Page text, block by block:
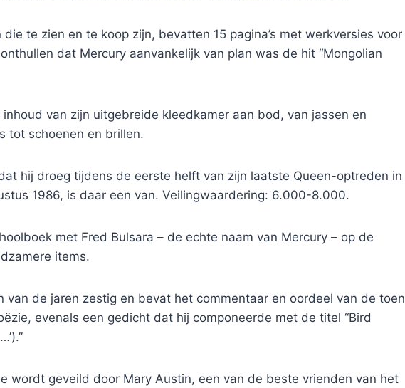
te zien en te koop zijn, bevatten 15 pagina’s met werkversies voor
onthullen dat Mercury aanvankelijk van plan was de hit “Mongolian
van zijn uitgebreide kleedkamer aan bod, van jassen en
tot schoenen en brillen.
dat hij droeg tijdens de eerste helft van zijn laatste Queen-optreden in
1986, is daar een van. Veilingwaardering: 6.000-8.000.
met Fred Bulsara – de echte naam van Mercury – op de
items.
de jaren zestig en bevat het commentaar en oordeel van de toen
evenals een gedicht dat hij componeerde met de titel “Bird
wordt geveild door Mary Austin, een van de beste vrienden van het